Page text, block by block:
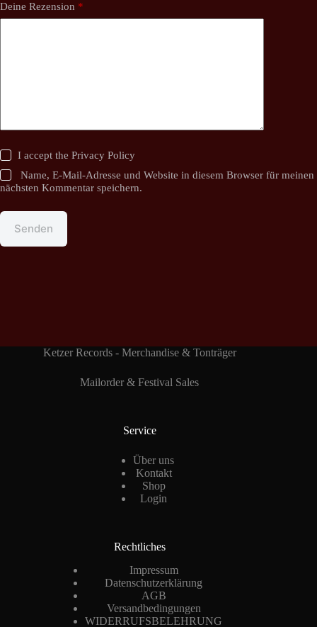
Deine Rezension *
I accept thePrivacy Policy
Name, E-Mail-Adresse und Website in diesem Browser für meinen
nächsten Kommentar speichern.
Senden
Ketzer Records - Merchandise & Tonträger
Mailorder & Festival Sales
Service
Über uns
Kontakt
Shop
Login
Rechtliches
Impressum
Datenschutzerklärung
AGB
Versandbedingungen
WIDERRUFSBELEHRUNG